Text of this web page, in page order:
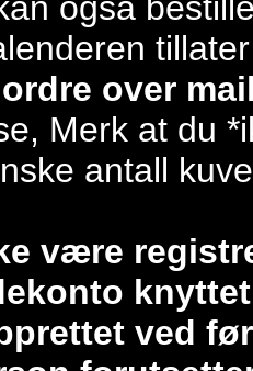
også
over
Merk at du
antall
være
ved